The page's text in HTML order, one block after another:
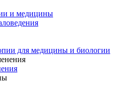
и медицины
для медицины и биологии